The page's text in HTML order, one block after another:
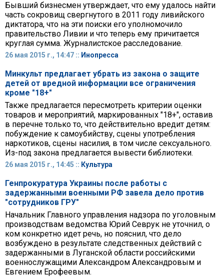
Бывший бизнесмен утверждает, что ему удалось найти
часть сокровищ свергнутого в 2011 году ливийского
диктатора, что на эти поиски его уполномочило
правительство Ливии и что теперь ему причитается
круглая сумма. Журналистское расследование.
26 мая 2015 г., 14:47 :: Инопресса
Минкульт предлагает убрать из закона о защите
детей от вредной информации все ограничения
кроме "18+"
Также предлагается пересмотреть критерии оценки
товаров и мероприятий, маркированных "18+", оставив
в перечне только то, что действительно вредит детям:
побуждение к самоубийству, сцены употребления
наркотиков, сцены насилия, в том числе сексуального.
Из-под закона предлагается вывести библиотеки.
26 мая 2015 г., 14:45 :: Культура
Генпрокуратура Украины после работы с
задержанными военными РФ завела дело против
"сотрудников ГРУ"
Начальник Главного управления надзора по уголовным
производствам ведомства Юрий Севрук не уточнил, о
ком конкретно идет речь, но пояснил, что дело
возбуждено в результате следственных действий с
задержанными в Луганской области российскими
военнослужащими Александром Александровым и
Евгением Ерофеевым.